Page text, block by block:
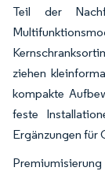
Teil der
ziehen
kompakte
feste
Ergänzungen für